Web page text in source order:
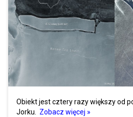
Obiekt jest cztery razy większy od
Jorku. Zobacz więcej »